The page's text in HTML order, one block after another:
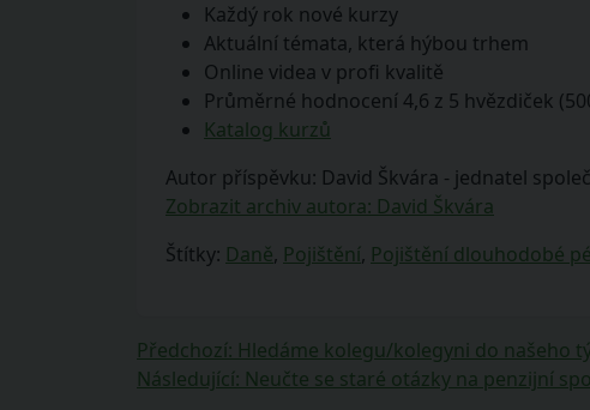
Každý rok nové kurzy
Aktuální témata, která hýbou trhem
Online videa v profi kvalitě
Průměrné hodnocení 4,6 z 5 hvězdiček
Katalog kurzů
Autor příspěvku: David Škvára - jednatel
Zobrazit archiv autora: David Škvára
Štítky: Daně, Pojištění, Pojištění dlouhodobé
Navigace
pro
Předchozí: Předchozí
příspěvek:
Hledáme kolegu/kolegyni do našeho
Následující: Následující
Neučte se staré otázky na penzijní